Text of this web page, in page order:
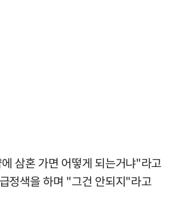
삼혼 가면 어떻게 되는거냐"라고
정색을 하며 "그건 안되지"라고